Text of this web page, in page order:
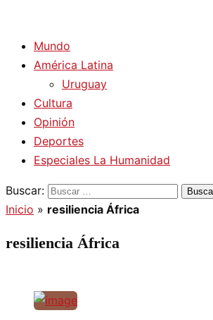
Mundo
América Latina
Uruguay
Cultura
Opinión
Deportes
Especiales La Humanidad
Buscar:
Inicio » resiliencia África
resiliencia África